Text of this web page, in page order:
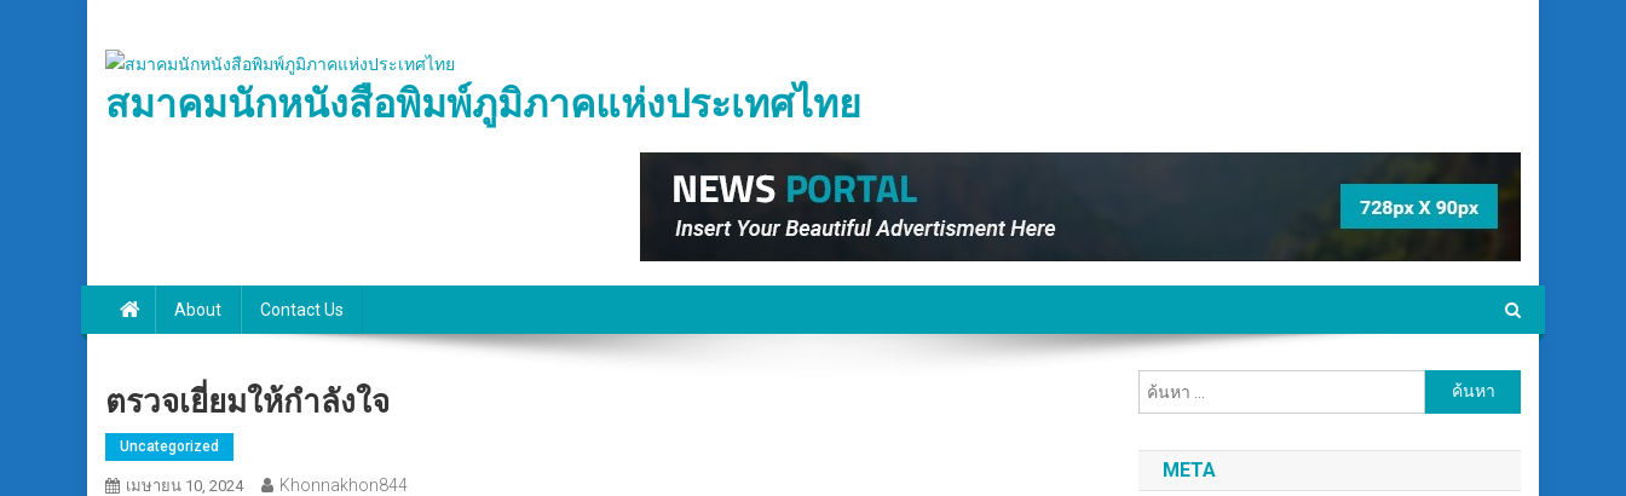
content
สมาคมนักหนังสือพิมพ์ภูมิภาคแห่งประเทศไทย
About Contact Us
ตรวจเยี่ยมให้กำลังใจ
Uncategorized
เมษายน 10, 2024 Khonnakhon844
ค้นหา
สำหรับ:
META